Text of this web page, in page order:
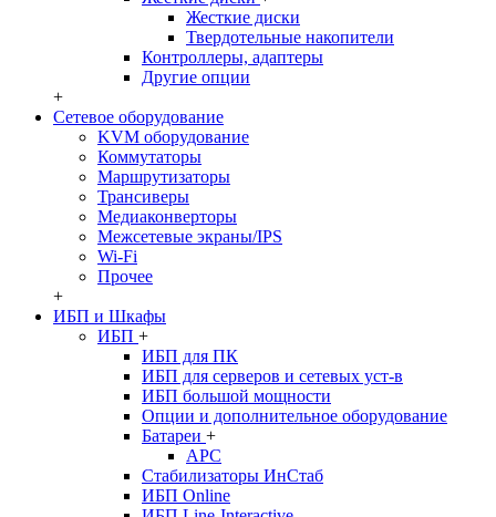
Жесткие диски
Твердотельные накопители
Контроллеры, адаптеры
Другие опции
+
Сетевое оборудование
KVM оборудование
Коммутаторы
Маршрутизаторы
Трансиверы
Медиаконверторы
Межсетевые экраны/IPS
Wi-Fi
Прочее
+
ИБП и Шкафы
ИБП +
ИБП для ПК
ИБП для серверов и сетевых уст-в
ИБП большой мощности
Опции и дополнительное оборудование
Батареи +
APC
Стабилизаторы ИнСтаб
ИБП Online